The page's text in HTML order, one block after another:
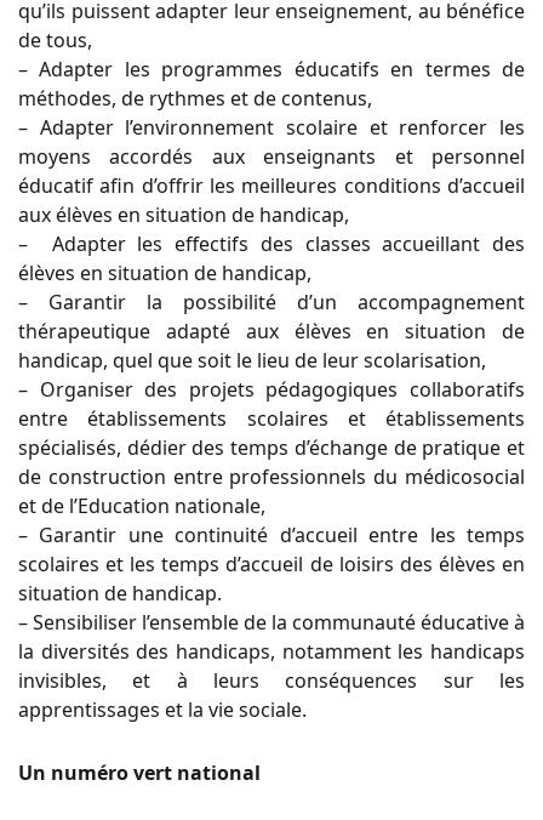
qu’ils puissent adapter leur enseignement, au bénéfice
de tous,
– Adapter les programmes éducatifs en termes de
méthodes, de rythmes et de contenus,
– Adapter l’environnement scolaire et renforcer les
moyens accordés aux enseignants et personnel
éducatif afin d’offrir les meilleures conditions d’accueil
aux élèves en situation de handicap,
– Adapter les effectifs des classes accueillant des
élèves en situation de handicap,
– Garantir la possibilité d’un accompagnement
thérapeutique adapté aux élèves en situation de
handicap, quel que soit le lieu de leur scolarisation,
– Organiser des projets pédagogiques collaboratifs
entre établissements scolaires et établissements
spécialisés, dédier des temps d’échange de pratique et
de construction entre professionnels du médicosocial
et de l’Education nationale,
– Garantir une continuité d’accueil entre les temps
scolaires et les temps d’accueil de loisirs des élèves en
situation de handicap.
– Sensibiliser l’ensemble de la communauté éducative à
la diversités des handicaps, notamment les handicaps
invisibles, et à leurs conséquences sur les
apprentissages et la vie sociale.
Un numéro vert national